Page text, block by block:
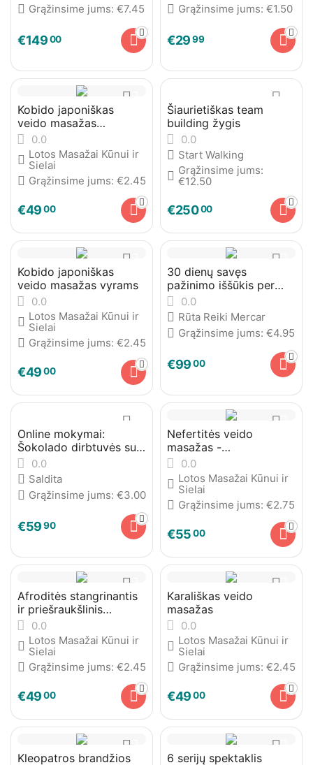
Grąžinsime jums: €7.45
€14900
Grąžinsime jums: €1.50
€2999
Kobido japoniškas
veido masažas
moterims
0.0
Lotos Masažai Kūnui ir
Sielai
Grąžinsime jums: €2.45
€4900
Šiaurietiškas team
building žygis
0.0
Start Walking
Grąžinsime jums:
€12.50
€25000
Kobido japoniškas
veido masažas vyrams
0.0
Lotos Masažai Kūnui ir
Sielai
Grąžinsime jums: €2.45
€4900
30 dienų savęs
pažinimo iššūkis per
Reiki praktikas
0.0
Rūta Reiki Mercar
Grąžinsime jums: €4.95
€9900
Online mokymai:
Šokolado dirbtuvės su
Šokolado gaminimo
rinkiniu viename
0.0
Saldita
Grąžinsime jums: €3.00
€5990
Nefertitės veido
masažas -
modeliuojantis veidą,
kaklą ir dekoltė
0.0
Lotos Masažai Kūnui ir
Sielai
Grąžinsime jums: €2.75
€5500
Afroditės stangrinantis
ir priešraukšlinis
masažas
0.0
Lotos Masažai Kūnui ir
Sielai
Grąžinsime jums: €2.45
€4900
Karališkas veido
masažas
0.0
Lotos Masažai Kūnui ir
Sielai
Grąžinsime jums: €2.45
€4900
Kleopatros brandžios
6 serijų spektaklis